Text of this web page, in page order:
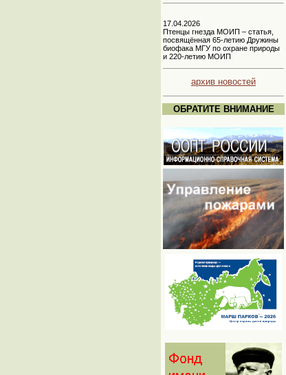
17.04.2026
Птенцы гнезда МОИП – статья,
посвящённая 65-летию Дружины
биофака МГУ по охране природы
и 220-летию МОИП
архив новостей
ОБРАТИТЕ ВНИМАНИЕ